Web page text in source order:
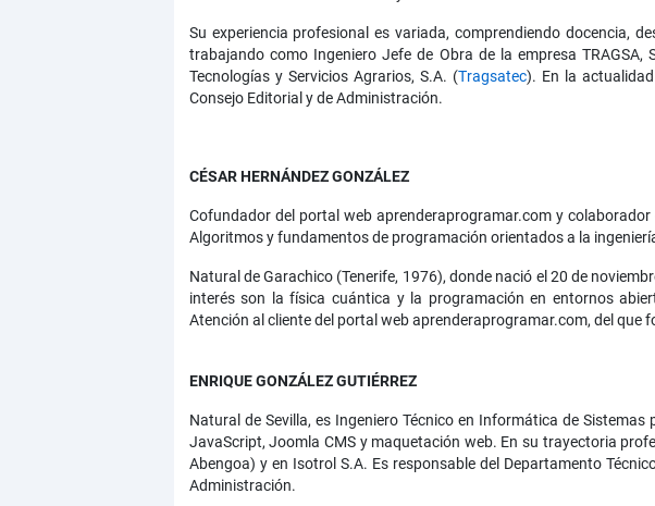
Su experiencia profesional es variada, comprendiendo docencia,
trabajando como Ingeniero Jefe de Obra de la empresa TRAGSA,
Tecnologías y Servicios Agrarios, S.A. (Tragsatec). En la
Consejo Editorial y de Administración.
CÉSAR HERNÁNDEZ GONZÁLEZ
Cofundador del portal web aprenderaprogramar.com y
Algoritmos y fundamentos de programación orientados a la
Natural de Garachico (Tenerife, 1976), donde nació el 20 de
interés son la física cuántica y la programación en entornos
Atención al cliente del portal web aprenderaprogramar.com, del que
ENRIQUE GONZÁLEZ GUTIÉRREZ
Natural de Sevilla, es Ingeniero Técnico en Informática de
JavaScript, Joomla CMS y maquetación web. En su trayectoria
Abengoa) y en Isotrol S.A. Es responsable del Departamento
Administración.